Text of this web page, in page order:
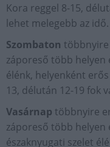
Kora reggel 8-15,
lehet melegebb az idő.
Szombaton többnyire
záporeső több helyen
élénk, helyenként
13, délután 12-19 fok
Vasárnap többnyire
záporeső több
északnyugati szelet